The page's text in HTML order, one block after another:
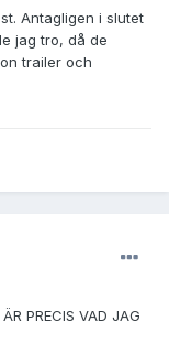
Antagligen i slutet
jag tro, då de
trailer och
PRECIS VAD JAG